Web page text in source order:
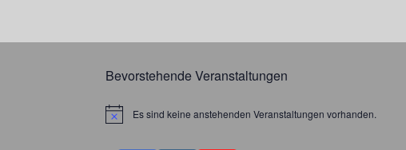
Bevorstehende Veranstaltungen
HinweisEs sind keine anstehenden Veranstaltungen vorhanden.